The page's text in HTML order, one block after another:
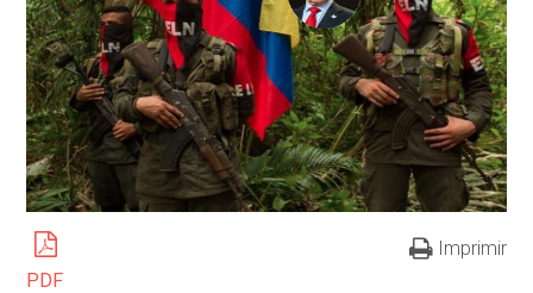
PDF
Imprimir